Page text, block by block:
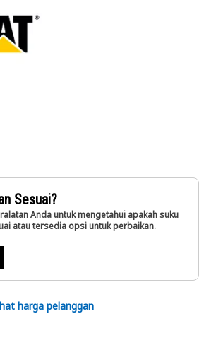
Sesuai?
Anda untuk mengetahui apakah suku
atau tersedia opsi untuk perbaikan.
harga pelanggan